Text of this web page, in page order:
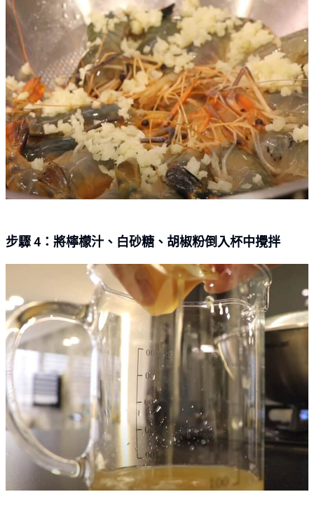
步驟 4：將檸檬汁、白砂糖、胡椒粉倒入杯中攪拌